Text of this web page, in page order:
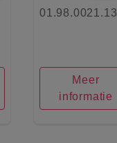
01.98.0021.13
Meer
informatie